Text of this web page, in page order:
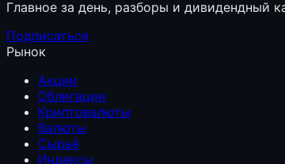
Главное за день, разборы и дивидендный
Подписаться
Рынок
Акции
Облигации
Криптовалюты
Валюты
Сырьё
Индексы